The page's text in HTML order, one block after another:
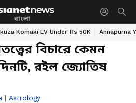
বাংলা
Komaki EV Under Rs 50K Annapurna
বিচারে কেমন
রইল জ্যোতিষ
| Astrology